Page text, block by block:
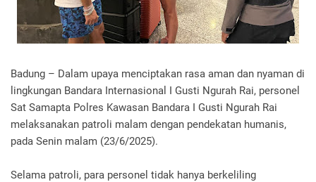
Badung – Dalam upaya menciptakan rasa aman dan nyaman di
lingkungan Bandara Internasional I Gusti Ngurah Rai, personel
Sat Samapta Polres Kawasan Bandara I Gusti Ngurah Rai
melaksanakan patroli malam dengan pendekatan humanis,
pada Senin malam (23/6/2025).
Selama patroli, para personel tidak hanya berkeliling